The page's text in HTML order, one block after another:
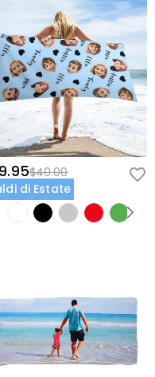
$40.00
di Estate